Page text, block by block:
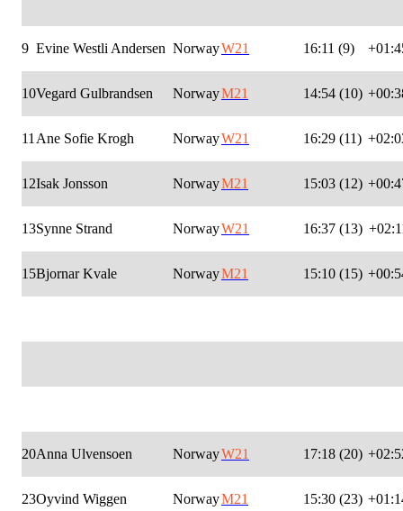
9 Evine Westli Andersen NorwayW21 16:11 (9)
10Vegard Gulbrandsen NorwayM21 14:54 (10)
11 Ane Sofie Krogh NorwayW21 16:29 (11)
12Isak Jonsson NorwayM21 15:03 (12)
13Synne Strand NorwayW21 16:37 (13)
15Bjornar Kvale NorwayM21 15:10 (15)
20Anna Ulvensoen NorwayW21 17:18 (20)
23Oyvind Wiggen NorwayM21 15:30 (23)